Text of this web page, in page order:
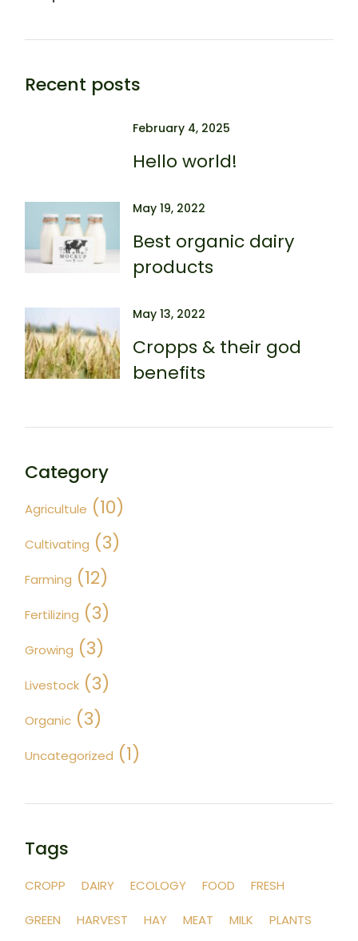
Recent posts
February 4, 2025
Hello world!
May 19, 2022
Best organic dairy
products
May 13, 2022
Cropps & their god
benefits
Category
Agricultule (10)
Cultivating (3)
Farming (12)
Fertilizing (3)
Growing (3)
Livestock (3)
Organic (3)
Uncategorized (1)
Tags
CROPP DAIRY ECOLOGY FOOD FRESH
GREEN HARVEST HAY MEAT MILK PLANTS